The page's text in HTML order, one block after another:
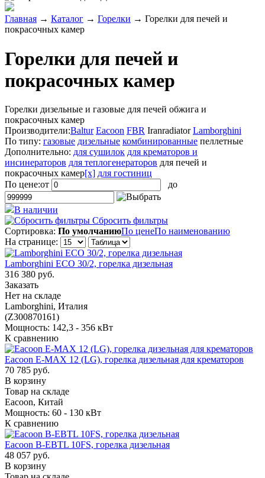
Главная → Каталог → Горелки → Горелки для печей и
покрасочных камер
Горелки для печей и
покрасочных камер
Горелки дизельные и газовые для печей обжига и
покрасочных камер
Производители:Baltur Eacoon FBR Iranradiator Lamborghini
По типу: газовые дизельные комбинированные пеллетные
Дополнительно: для сушилок для крематоров и
инсинераторов для теплогенераторов для печей и
покрасочных камер[x] для гостиниц
По цене:от до
В наличии
Сбросить фильтры
Сортировка: По умолчаниюПо ценеПо наименованию
На странице:
Lamborghini ECO 30/2, горелка дизельная
316 380 руб.
Заказать
Нет на складе
Lamborghini, Италия
(Z300870161)
Мощность: 142,3 - 356 кВт
К сравнению
Eacoon E-MAX 12 (LG), горелка дизельная для крематоров
70 785 руб.
В корзину
Товар на складе
Eacoon, Китай
Мощность: 60 - 130 кВт
К сравнению
Eacoon B-EBTL 10FS, горелка дизельная
48 057 руб.
В корзину